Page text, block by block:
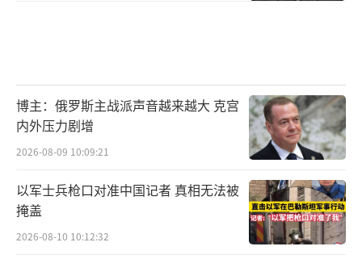
博主：俄罗斯主战派声音越来越大 克宫
内外压力剧增
2026-08-09 10:09:21
以军士兵枪口对准中国记者 真相无法被
掩盖
2026-08-10 10:12:32